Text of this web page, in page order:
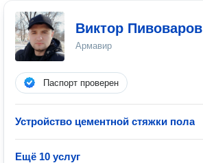
Виктор Пивоваров
Армавир
Паспорт проверен
Устройство цементной стяжки пола
Ещё 10 услуг